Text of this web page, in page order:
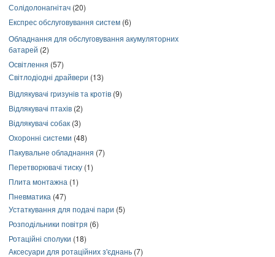
Солідолонагнітач (20)
Експрес обслуговування систем (6)
Обладнання для обслуговування акумуляторних
батарей (2)
Освітлення (57)
Світлодіодні драйвери (13)
Відлякувачі гризунів та кротів (9)
Відлякувачі птахів (2)
Відлякувачі собак (3)
Охоронні системи (48)
Пакувальне обладнання (7)
Перетворювачі тиску (1)
Плита монтажна (1)
Пневматика (47)
Устаткування для подачі пари (5)
Розподільники повітря (6)
Ротаційні сполуки (18)
Аксесуари для ротаційних з'єднань (7)